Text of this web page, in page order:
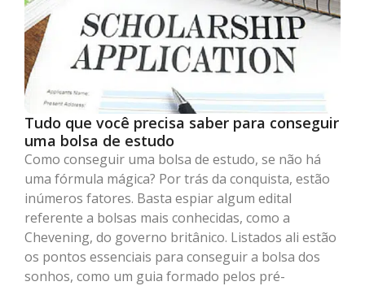
Tudo que você precisa saber para conseguir
uma bolsa de estudo
Como conseguir uma bolsa de estudo, se não há
uma fórmula mágica? Por trás da conquista, estão
inúmeros fatores. Basta espiar algum edital
referente a bolsas mais conhecidas, como a
Chevening, do governo britânico. Listados ali estão
os pontos essenciais para conseguir a bolsa dos
sonhos, como um guia formado pelos pré-